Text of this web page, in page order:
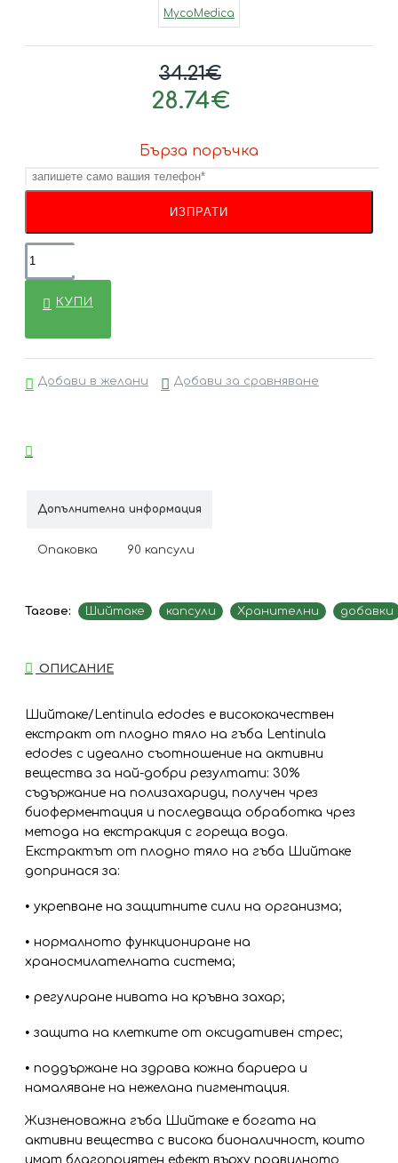
34.21€
28.74€
MycoMedica
Бърза поръчка
КУПИ
Добави в желани Добави за сравняване
Допълнителна информация
Опаковка 90 капсули
Тагове: Шийтаке капсули Хранителни добавки
ОПИСАНИЕ
Шийтаке/Lentinula edodes е висококачествен
екстракт от плодно тяло на гъба Lentinula
edodes с идеално съотношение на активни
вещества за най-добри резултати: 30%
съдържание на полизахариди, получен чрез
биоферментация и последваща обработка чрез
метода на екстракция с гореща вода.
Екстрактът от плодно тяло на гъба Шийтаке
допринася за:
• укрепване на защитните сили на организма;
• нормалното функциониране на
храносмилателната система;
• регулиране нивата на кръвна захар;
• защита на клетките от оксидативен стрес;
• поддържане на здрава кожна бариера и
намаляване на нежелана пигментация.
Жизненоважна гъба Шийтаке е богата на
активни вещества с висока бионаличност, които
имат благоприятен ефект върху правилното